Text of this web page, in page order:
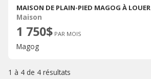
MAISON DE PLAIN-PIED MAGOG À LOUER
Maison
1 750$ PAR MOIS
Magog
1 à 4 de 4 résultats